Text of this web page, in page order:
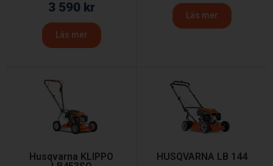
3 590 kr
Läs mer
Läs mer
Husqvarna KLIPPO
HUSQVARNA LB 144